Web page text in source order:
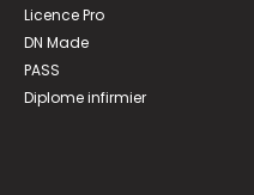
Licence Pro
DN Made
PASS
Diplome infirmier